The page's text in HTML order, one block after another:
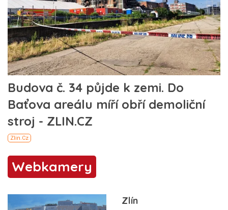
Webkamery
Zlín